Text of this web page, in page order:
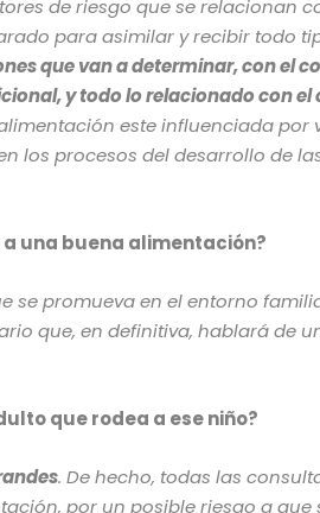
de riesgo que se relacionan
para asimilar y recibir todo
que van a determinar, con el
y todo lo relacionado con el
este influenciada por
los procesos del desarrollo de
una buena alimentación?
se promueva en el entorno
que, en definitiva, hablará de
que rodea a ese niño?
. De hecho, todas las
por un posible riesgo a que